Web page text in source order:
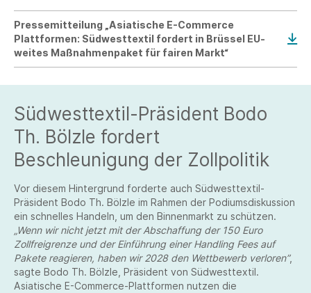
Pressemitteilung „Asiatische E-Commerce
Plattformen: Südwesttextil fordert in Brüssel EU-
weites Maßnahmenpaket für fairen Markt“
Südwesttextil-Präsident Bodo
Th. Bölzle fordert
Beschleunigung der Zollpolitik
Vor diesem Hintergrund forderte auch Südwesttextil-
Präsident Bodo Th. Bölzle im Rahmen der Podiumsdiskussion
ein schnelles Handeln, um den Binnenmarkt zu schützen.
„Wenn wir nicht jetzt mit der Abschaffung der 150 Euro
Zollfreigrenze und der Einführung einer Handling Fees auf
Pakete reagieren, haben wir 2028 den Wettbewerb verloren”,
sagte Bodo Th. Bölzle, Präsident von Südwesttextil.
Asiatische E-Commerce-Plattformen nutzen die